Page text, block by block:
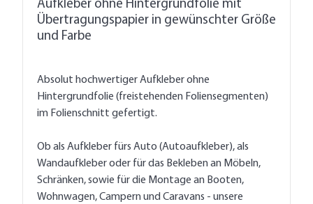
Aufkleber ohne Hintergrundfolie mit
Übertragungspapier in gewünschter Größe
und Farbe
Absolut hochwertiger Aufkleber ohne
Hintergrundfolie (freistehenden Foliensegmenten)
im Folienschnitt gefertigt.
Ob als Aufkleber fürs Auto (Autoaufkleber), als
Wandaufkleber oder für das Bekleben an Möbeln,
Schränken, sowie für die Montage an Booten,
Wohnwagen, Campern und Caravans - unsere